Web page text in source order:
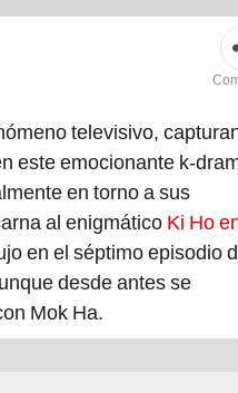
televisivo,
este emocionante k-
en torno a sus
al enigmático Ki Ho
en el séptimo episodio
desde antes se
Mok Ha.